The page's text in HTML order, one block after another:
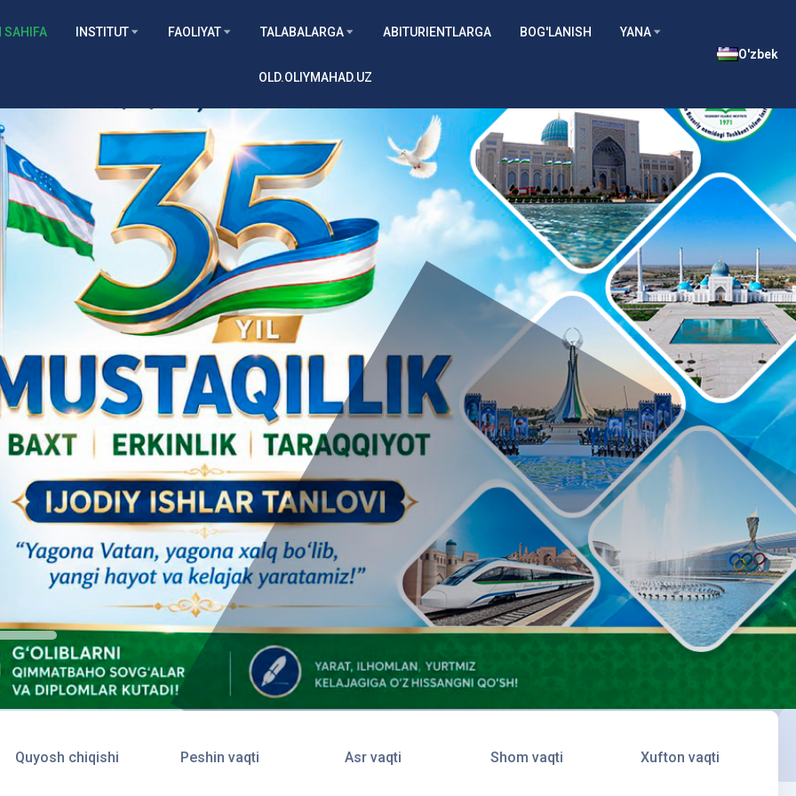
SAHIFA INSTITUT FAOLIYAT TALABALARGA ABITURIENTLARGA BOG'LANISH YANA
OLD.OLIYMAHAD.UZ
O'zbek
Quyosh chiqishi Peshin vaqti Asr vaqti Shom vaqti Xufton vaqti